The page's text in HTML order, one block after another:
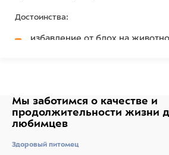
Достоинства:
избавление от блох на
снижают количество укусов
минут после контакта блох с
препарата заключается в
действуют на блох,
Мы заботимся о качестве и
продолжительности жизни
любимцев
Здоровый питомец